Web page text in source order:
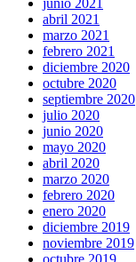
abril 2021
marzo 2021
febrero 2021
diciembre 2020
octubre 2020
septiembre 2020
julio 2020
junio 2020
mayo 2020
abril 2020
marzo 2020
febrero 2020
enero 2020
diciembre 2019
noviembre 2019
octubre 2019